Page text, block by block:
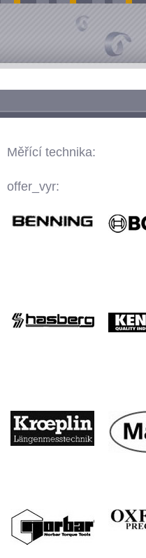
Měřící technika:
offer_vyr: